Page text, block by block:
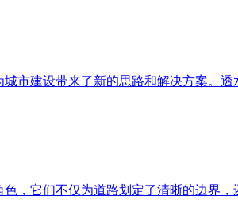
市建设带来了新的思路和解决方案。
，它们不仅为道路划定了清晰的边界